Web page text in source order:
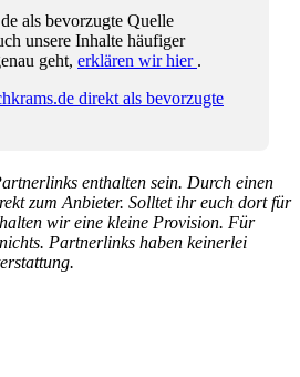
als bevorzugte Quelle
unsere Inhalte häufiger
geht, erklären wir hier .
direkt als bevorzugte
enthalten sein. Durch einen
zum Anbieter. Solltet ihr euch dort für
wir eine kleine Provision. Für
Partnerlinks haben keinerlei